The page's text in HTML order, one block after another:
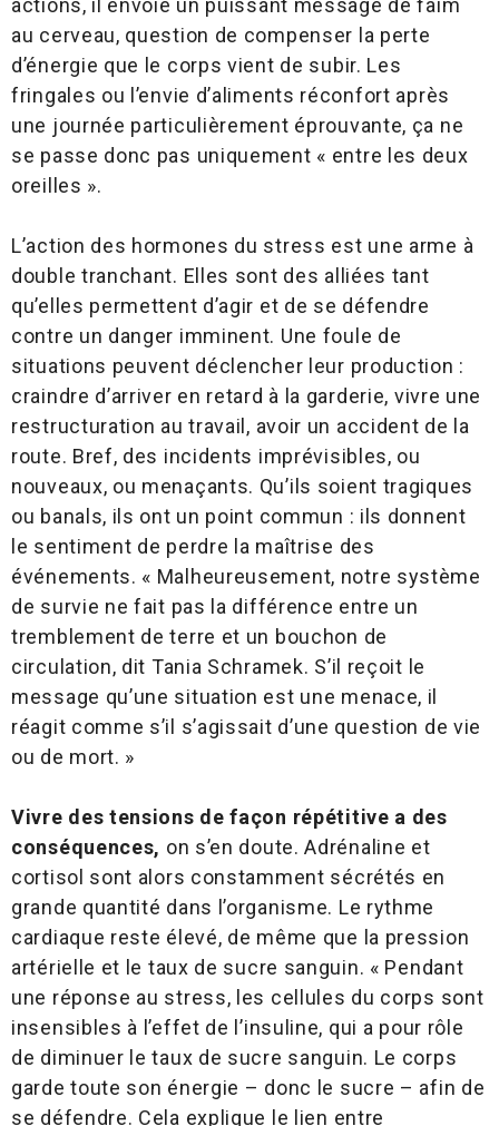
au cerveau, question de compenser la perte
d’énergie que le corps vient de subir. Les
fringales ou l’envie d’aliments réconfort après
une journée particulièrement éprouvante, ça ne
se passe donc pas uniquement « entre les deux
oreilles ».
L’action des hormones du stress est une arme à
double tranchant. Elles sont des alliées tant
qu’elles permettent d’agir et de se défendre
contre un danger imminent. Une foule de
situations peuvent déclencher leur production :
craindre d’arriver en retard à la garderie, vivre une
restructuration au travail, avoir un accident de la
route. Bref, des incidents imprévisibles, ou
nouveaux, ou menaçants. Qu’ils soient tragiques
ou banals, ils ont un point commun : ils donnent
le sentiment de perdre la maîtrise des
événements. « Malheureusement, notre système
de survie ne fait pas la différence entre un
tremblement de terre et un bouchon de
circulation, dit Tania Schramek. S’il reçoit le
message qu’une situation est une menace, il
réagit comme s’il s’agissait d’une question de vie
ou de mort. »
Vivre des tensions de façon répétitive a des
conséquences, on s’en doute. Adrénaline et
cortisol sont alors constamment sécrétés en
grande quantité dans l’organisme. Le rythme
cardiaque reste élevé, de même que la pression
artérielle et le taux de sucre sanguin. « Pendant
une réponse au stress, les cellules du corps sont
insensibles à l’effet de l’insuline, qui a pour rôle
de diminuer le taux de sucre sanguin. Le corps
garde toute son énergie – donc le sucre – afin de
se défendre. Cela explique le lien entre